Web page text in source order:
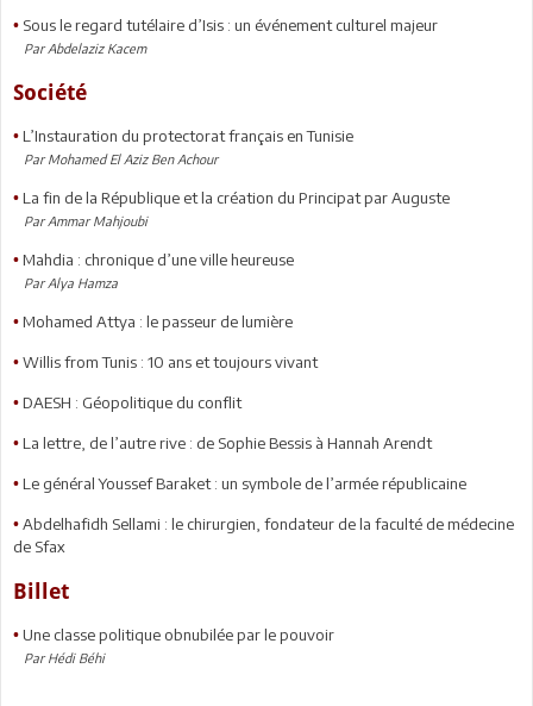
• Sous le regard tutélaire d’Isis : un événement culturel majeur
Par Abdelaziz Kacem
Société
• L’Instauration du protectorat français en Tunisie
Par Mohamed El Aziz Ben Achour
• La fin de la République et la création du Principat par Auguste
Par Ammar Mahjoubi
• Mahdia : chronique d’une ville heureuse
Par Alya Hamza
• Mohamed Attya : le passeur de lumière
• Willis from Tunis : 10 ans et toujours vivant
• DAESH : Géopolitique du conflit
• La lettre, de l’autre rive : de Sophie Bessis à Hannah Arendt
• Le général Youssef Baraket : un symbole de l’armée républicaine
• Abdelhafidh Sellami : le chirurgien, fondateur de la faculté de médecine
de Sfax
Billet
• Une classe politique obnubilée par le pouvoir
Par Hédi Béhi